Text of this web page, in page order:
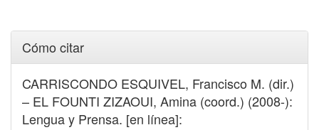
Cómo citar
CARRISCONDO ESQUIVEL, Francisco M. (dir.)
– EL FOUNTI ZIZAOUI, Amina (coord.) (2008-):
Lengua y Prensa. [en línea]: